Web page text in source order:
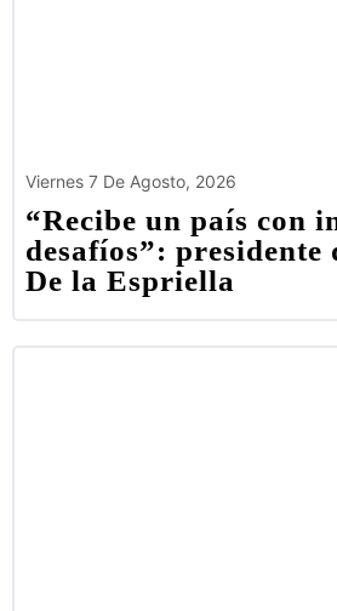
Viernes 7 De Agosto, 2026
“Recibe un país con
desafíos”: presidente
De la Espriella